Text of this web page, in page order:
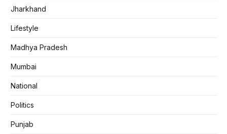
Jharkhand
Lifestyle
Madhya Pradesh
Mumbai
National
Politics
Punjab